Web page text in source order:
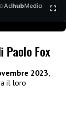
AdhubMedia
Paolo Fox
2023,
il loro